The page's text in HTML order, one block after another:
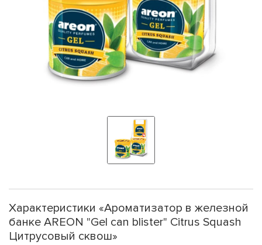
Характеристики «Ароматизатор в железной
банке AREON "Gel can blister" Citrus Squash
Цитрусовый сквош»